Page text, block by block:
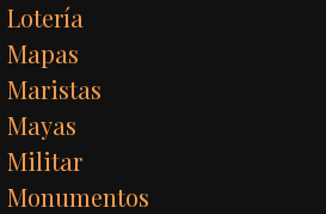
Lotería
Mapas
Maristas
Mayas
Militar
Monumentos